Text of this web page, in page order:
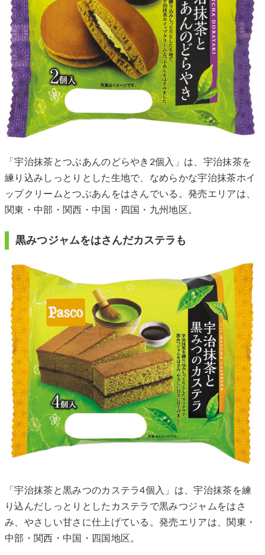
「宇治抹茶とつぶあんのどらやき2個入」は、宇治抹茶を
練り込みしっとりとした生地で、なめらかな宇治抹茶ホイ
ップクリームとつぶあんをはさんでいる。発売エリアは、
関東・中部・関西・中国・四国・九州地区。
黒みつジャムをはさんだカステラも
「宇治抹茶と黒みつのカステラ4個入」は、宇治抹茶を練
り込んだしっとりとしたカステラで黒みつジャムをはさ
み、やさしい甘さに仕上げている。発売エリアは、関東・
中部・関西・中国・四国地区。